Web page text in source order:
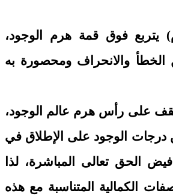
يتربع فوق قمة هرم الوجود،
الخطأ والانحراف ومحصورة به
يقف على رأس هرم عالم الوجود،
درجات الوجود على الإطلاق في
الحق تعالى المباشرة، لذا
الكمالية المتناسبة مع هذه